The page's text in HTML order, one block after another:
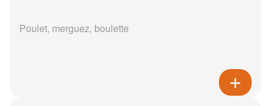
Poulet, merguez, boulette